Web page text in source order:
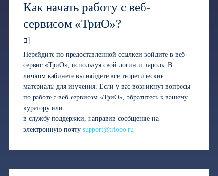
Как начать работу с веб-
сервисом «ТриО»?
Перейдите по предоставленной ссылкеи войдите в веб-
сервис «ТриО», используя свой логин и пароль. В
личном кабинете вы найдете все теоретические
материалы для изучения. Если у вас возникнут вопросы
по работе с веб-сервисом «ТриО», обратитесь к вашему
куратору или
в службу поддержки, направив сообщение на
электронную почтуsupport@triooo.ru